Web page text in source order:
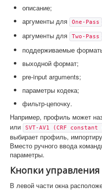
описание;
аргументы для
One-Pass
аргументы для
Two-Pass
поддерживаемые
выходной формат;
pre-input arguments;
параметры кодека;
фильтр-цепочку.
Например, профиль может
или SVT-AV1 (CRF
выбирает профиль,
Вместо ручного ввода
параметры.
Кнопки
В левой части окна